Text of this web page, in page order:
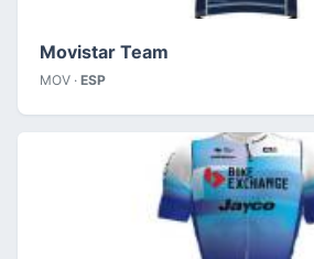
Movistar Team
MOV · ESP